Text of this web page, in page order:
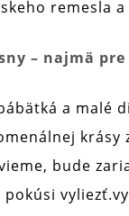
remesla
– najmä
a malé
bude